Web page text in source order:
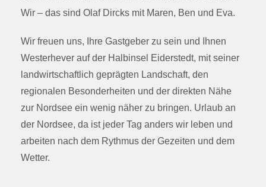
Wir – das sind Olaf Dircks mit Maren, Ben und Eva.
Wir freuen uns, Ihre Gastgeber zu sein und Ihnen
Westerhever auf der Halbinsel Eiderstedt, mit seiner
landwirtschaftlich geprägten Landschaft, den
regionalen Besonderheiten und der direkten Nähe
zur Nordsee ein wenig näher zu bringen. Urlaub an
der Nordsee, da ist jeder Tag anders wir leben und
arbeiten nach dem Rythmus der Gezeiten und dem
Wetter.